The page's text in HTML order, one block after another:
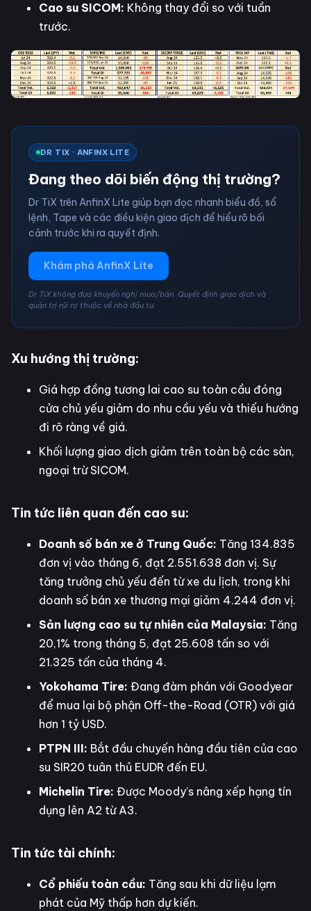
Cao su SICOM: Không thay đổi so với tuần
trước.
DR TIX · ANFINX LITE
Đang theo dõi biến động thị trường?
Dr TiX trên AnfinX Lite giúp bạn đọc nhanh biểu đồ, sổ
lệnh, Tape và các điều kiện giao dịch để hiểu rõ bối
cảnh trước khi ra quyết định.
Khám phá AnfinX Lite
Dr TiX không đưa khuyến nghị mua/bán. Quyết định giao dịch và
quản trị rủi ro thuộc về nhà đầu tư.
Xu hướng thị trường:
Giá hợp đồng tương lai cao su toàn cầu đóng
cửa chủ yếu giảm do nhu cầu yếu và thiếu hướng
đi rõ ràng về giá.
Khối lượng giao dịch giảm trên toàn bộ các sàn,
ngoại trừ SICOM.
Tin tức liên quan đến cao su:
Doanh số bán xe ở Trung Quốc: Tăng 134.835
đơn vị vào tháng 6, đạt 2.551.638 đơn vị. Sự
tăng trưởng chủ yếu đến từ xe du lịch, trong khi
doanh số bán xe thương mại giảm 4.244 đơn vị.
Sản lượng cao su tự nhiên của Malaysia: Tăng
20,1% trong tháng 5, đạt 25.608 tấn so với
21.325 tấn của tháng 4.
Yokohama Tire: Đang đàm phán với Goodyear
để mua lại bộ phận Off-the-Road (OTR) với giá
hơn 1 tỷ USD.
PTPN III: Bắt đầu chuyến hàng đầu tiên của cao
su SIR20 tuân thủ EUDR đến EU.
Michelin Tire: Được Moody’s nâng xếp hạng tín
dụng lên A2 từ A3.
Tin tức tài chính:
Cổ phiếu toàn cầu: Tăng sau khi dữ liệu lạm
phát của Mỹ thấp hơn dự kiến.